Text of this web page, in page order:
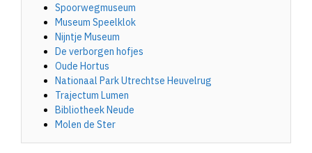
Spoorwegmuseum
Museum Speelklok
Nijntje Museum
De verborgen hofjes
Oude Hortus
Nationaal Park Utrechtse Heuvelrug
Trajectum Lumen
Bibliotheek Neude
Molen de Ster